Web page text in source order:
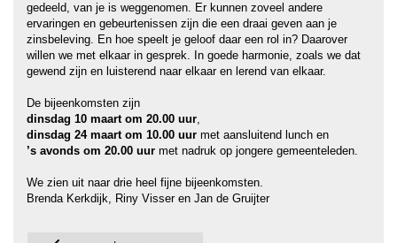
gedeeld, van je is weggenomen. Er kunnen zoveel andere
ervaringen en gebeurtenissen zijn die een draai geven aan je
zinsbeleving. En hoe speelt je geloof daar een rol in? Daarover
willen we met elkaar in gesprek. In goede harmonie, zoals we dat
gewend zijn en luisterend naar elkaar en lerend van elkaar.
De bijeenkomsten zijn
dinsdag 10 maart om 20.00 uur,
dinsdag 24 maart om 10.00 uur met aansluitend lunch en
’s avonds om 20.00 uur met nadruk op jongere gemeenteleden.
We zien uit naar drie heel fijne bijeenkomsten.
Brenda Kerkdijk, Riny Visser en Jan de Gruijter